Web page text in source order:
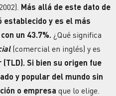
Más allá de este dato de
establecido y es el más
un 43.7%. ¿Qué significa
(comercial en inglés) y es
Si bien su origen fue
y popular del mundo sin
o empresa que lo elige.